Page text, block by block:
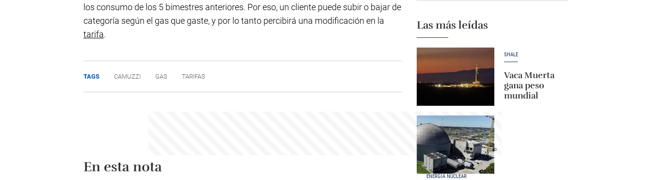
los consumo de los 5 bimestres anteriores. Por eso, un cliente puede subir o bajar de
categoría según el gas que gaste, y por lo tanto percibirá una modificación en la
tarifa.
TAGS CAMUZZI GAS TARIFAS
En esta nota
Las más leídas
SHALE
Vaca Muerta
gana peso
mundial
ENERGÍA NUCLEAR